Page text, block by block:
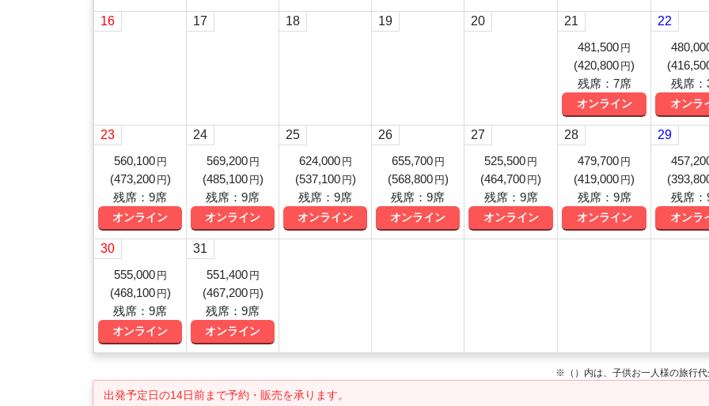
16 17 18 19 20
21
481,500 円
(420,800 円)
残席：7席
オンライン
22
(
残席：
オンラ
23
560,100 円
(473,200 円)
残席：9席
オンライン
24
569,200 円
(485,100 円)
残席：9席
オンライン
25
624,000 円
(537,100 円)
残席：9席
オンライン
26
655,700 円
(568,800 円)
残席：9席
オンライン
27
525,500 円
(464,700 円)
残席：9席
オンライン
28
479,700 円
(419,000 円)
残席：9席
オンライン
29
(
残席：
オンラ
30
555,000 円
(468,100 円)
残席：9席
オンライン
31
551,400 円
(467,200 円)
残席：9席
オンライン
※（）内は、子供お一人様の旅行
出発予定日の14日前まで予約・販売を承ります。